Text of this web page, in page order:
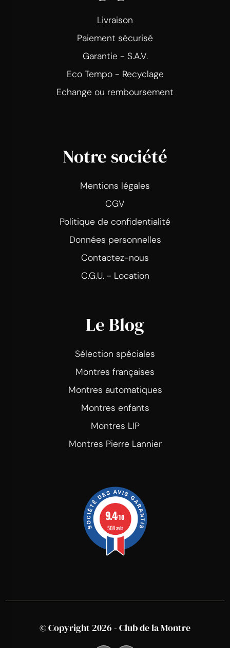
Livraison
Paiement sécurisé
Garantie - S.A.V.
Eco Tempo - Recyclage
Echange ou remboursement
Notre société
Mentions légales
CGV
Politique de confidentialité
Données personnelles
Contactez-nous
C.G.U. - Location
Le Blog
Sélection spéciales
Montres françaises
Montres automatiques
Montres enfants
Montres LIP
Montres Pierre Lannier
9.4/10
508 avis
© Copyright 2026 - Club de la Montre